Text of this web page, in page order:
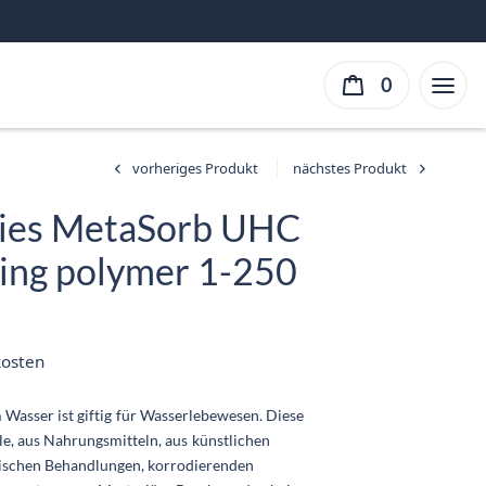
0
MetaSorb UHC
polymer 1-250
ist giftig für Wasserlebewesen. Diese
aus Nahrungsmitteln, aus künstlichen
Behandlungen, korrodierenden